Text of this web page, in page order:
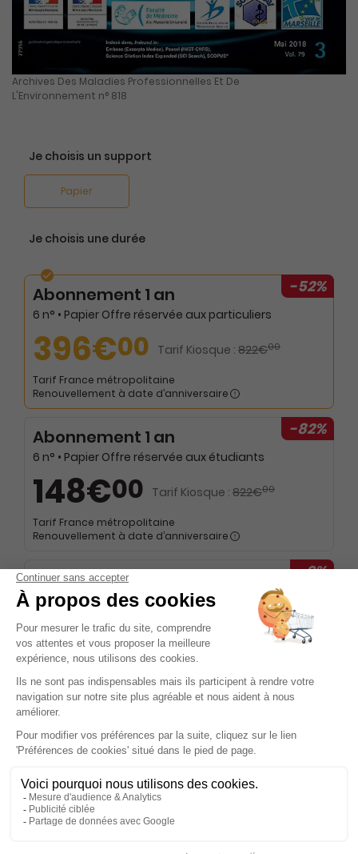
Archives Des Maladies Professionnelles Et De
L'Environnement n° 818
Je choisis un support
Papier
Je choisis une durée
-52%
Abonnement 1 an
6 n° • Papier Offre réservée aux particuliers
396€00 Tarif Kiosque : 822€00
Tarif France métropolitaine
Renouvellement à date d’anniversaire
-82%
Abonnement 1 an
6 n° • Papier Offre réservée aux étudiants
148€00 Tarif Kiosque : 822€00
Tarif France métropolitaine
Renouvellement à date d’anniversaire
-9%
Abonnement 1 an
6 n° • Papier Offre réservée aux institutions
747€00 Tarif Kiosque : 00
Tarif France métropolitaine
Renouvellement à date d’anniversaire
Présentation du magazine Archives Des
L'Environnement
Les Archives des maladies professionnelles et de